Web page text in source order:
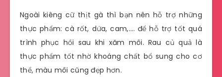
Ngoài kiêng cữ thịt gà thì bạn nên hỗ trợ những
thực phẩm: cà rốt, dứa, cam,…. để hỗ trợ tốt quá
trình phục hồi sau khi xăm môi. Rau củ quả là
thực phẩm tốt nhờ khoáng chất bổ sung cho cơ
thể, màu môi cũng đẹp hơn.